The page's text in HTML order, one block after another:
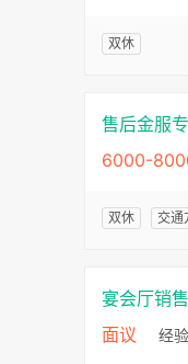
双休
售后金服
6000-
双休 交通
宴会厅销售
面议 经